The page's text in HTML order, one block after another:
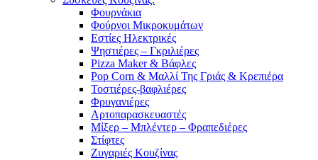
Φουρνάκια
Φούρνοι Μικροκυμάτων
Εστίες Ηλεκτρικές
Ψηστιέρες – Γκριλιέρες
Pizza Maker & Βάφλες
Pop Corn & Μαλλί Της Γριάς & Κρεπιέρα
Τοστιέρες-βαφλιέρες
Φρυγανιέρες
Αρτοπαρασκευαστές
Μίξερ – Μπλέντερ – Φραπεδιέρες
Στίφτες
Ζυγαριές Κουζίνας